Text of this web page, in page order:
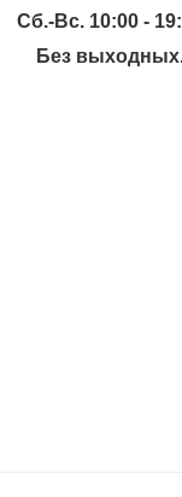
Сб.-Вс. 10:00 -
Без